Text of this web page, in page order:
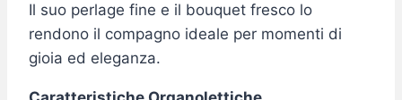
Il suo perlage fine e il bouquet fresco lo
rendono il compagno ideale per momenti di
gioia ed eleganza.